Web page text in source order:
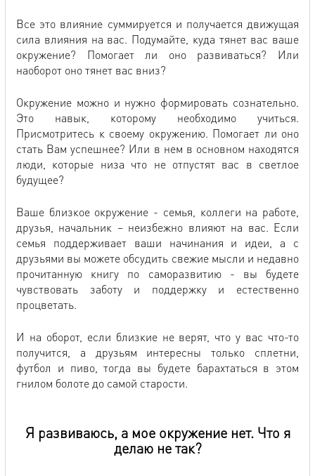
Все это влияние суммируется и получается движущая
сила влияния на вас. Подумайте, куда тянет вас ваше
окружение? Помогает ли оно развиваться? Или
наоборот оно тянет вас вниз?
Окружение можно и нужно формировать сознательно.
Это навык, которому необходимо учиться.
Присмотритесь к своему окружению. Помогает ли оно
стать Вам успешнее? Или в нем в основном находятся
люди, которые низа что не отпустят вас в светлое
будущее?
Ваше близкое окружение - семья, коллеги на работе,
друзья, начальник – неизбежно влияют на вас. Если
семья поддерживает ваши начинания и идеи, а с
друзьями вы можете обсудить свежие мысли и недавно
прочитанную книгу по саморазвитию - вы будете
чувствовать заботу и поддержку и естественно
процветать.
И на оборот, если близкие не верят, что у вас что-то
получится, а друзьям интересны только сплетни,
футбол и пиво, тогда вы будете барахтаться в этом
гнилом болоте до самой старости.
Я развиваюсь, а мое окружение нет. Что я
делаю не так?